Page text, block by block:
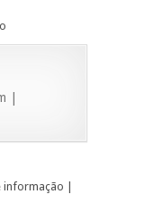
|
informação |